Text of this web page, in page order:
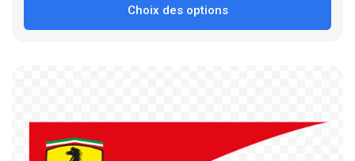
Choix des options